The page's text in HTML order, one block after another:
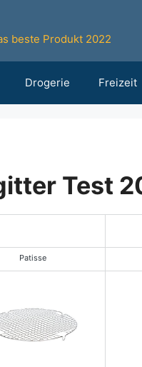
beste Produkt 2022
Drogerie Freizeit
Test
Patisse